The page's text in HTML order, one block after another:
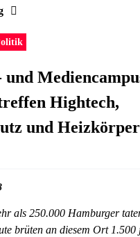
Hightech,
und Heizkörper
als 250.000 Hamburger
brüten an diesem Ort 1.500